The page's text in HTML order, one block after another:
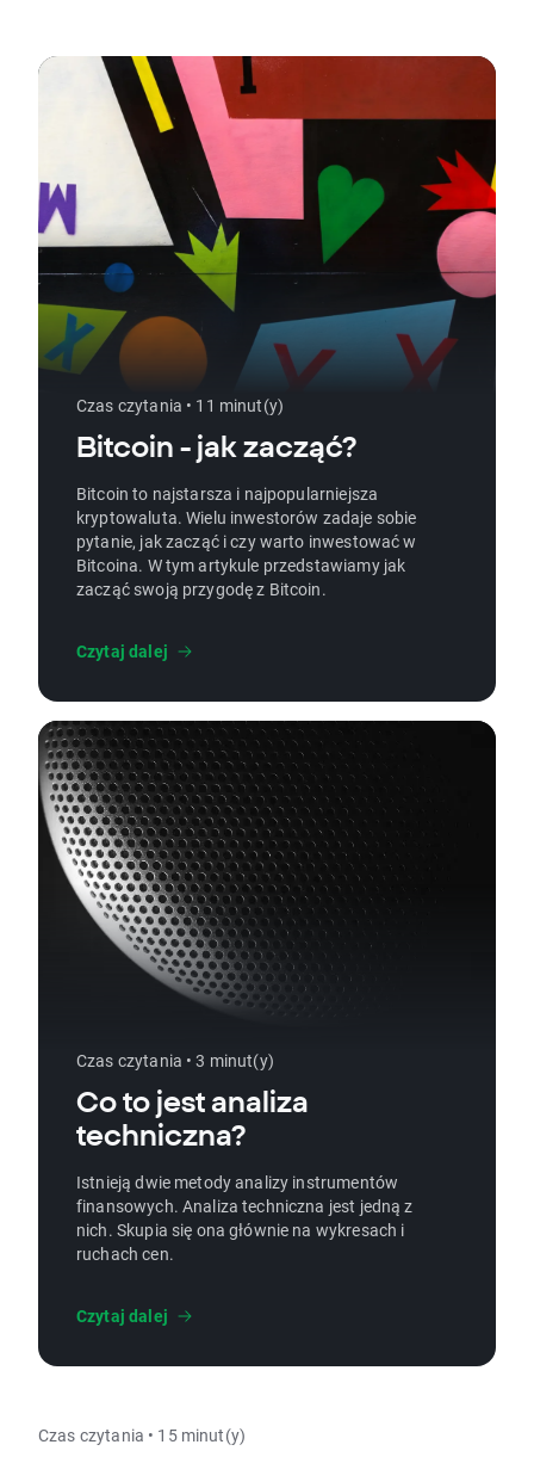
Czas czytania • 11 minut(y)
Bitcoin - jak zacząć?
Bitcoin to najstarsza i najpopularniejsza
kryptowaluta. Wielu inwestorów zadaje sobie
pytanie, jak zacząć i czy warto inwestować w
Bitcoina. W tym artykule przedstawiamy jak
zacząć swoją przygodę z Bitcoin.
Czytaj dalej
Czas czytania • 3 minut(y)
Co to jest analiza
techniczna?
Istnieją dwie metody analizy instrumentów
finansowych. Analiza techniczna jest jedną z
nich. Skupia się ona głównie na wykresach i
ruchach cen.
Czytaj dalej
Czas czytania • 15 minut(y)